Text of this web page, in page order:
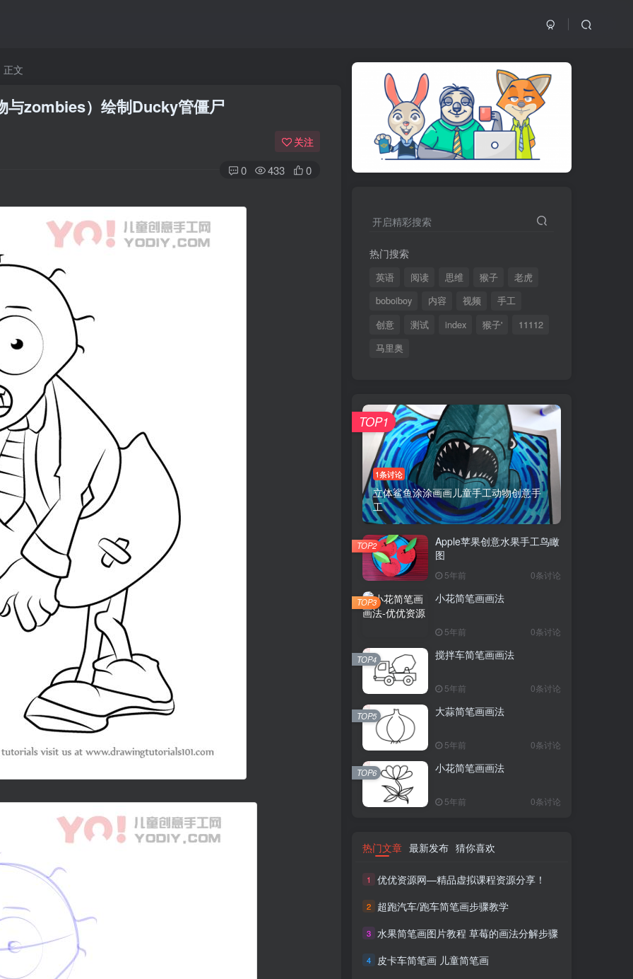
正文
与zombies）绘制Ducky管僵尸
关注
0 433 0
开启精彩搜索
热门搜索
英语 阅读 思维 猴子
老虎
boboiboy
内容 视频
手工
创意
测试 index 猴子'
11112
马里奥
1条讨论
立体鲨鱼涂涂画画儿童手工动物创意手
工
TOP1
Apple苹果创意水果手工鸟瞰
图
5年前 0条讨论
TOP2
小花简笔画画法
5年前 0条讨论
TOP3
搅拌车简笔画画法
5年前 0条讨论
TOP4
大蒜简笔画画法
5年前 0条讨论
TOP5
小花简笔画画法
5年前 0条讨论
TOP6
热门文章 最新发布 猜你喜欢
1 优优资源网—精品虚拟课程资源分享！
2 超跑汽车/跑车简笔画步骤教学
3 水果简笔画图片教程 草莓的画法分解步骤
4 皮卡车简笔画 儿童简笔画